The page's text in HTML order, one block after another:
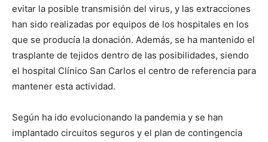
evitar la posible transmisión del virus, y las extracciones
han sido realizadas por equipos de los hospitales en los
que se producía la donación. Además, se ha mantenido el
trasplante de tejidos dentro de las posibilidades, siendo
el hospital Clínico San Carlos el centro de referencia para
mantener esta actividad.
Según ha ido evolucionando la pandemia y se han
implantado circuitos seguros y el plan de contingencia